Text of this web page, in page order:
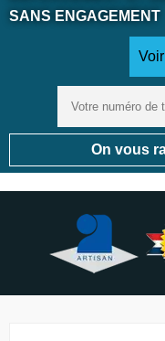
SANS ENGAGEMENT
On vous